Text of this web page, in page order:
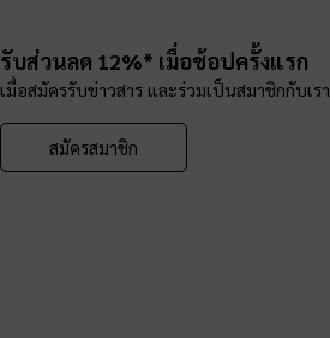
รับส่วนลด 12%* เมื่อช้อปครั้งแรก
เมื่อสมัครรับข่าวสาร และร่วมเป็นสมาชิกกับเรา
สมัครสมาชิก